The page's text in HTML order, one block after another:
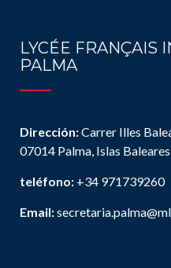
LYCÉE FRANÇAIS
PALMA
Dirección:Carrer Illes
07014 Palma, Islas Baleares
teléfono: +34 971739260
Email: